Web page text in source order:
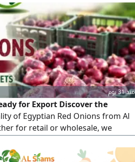
Ready to place your order
and current export
for Export Agricultural
منذ 31 يوم
for Export Discover the
of Egyptian Red Onions from Al
for retail or wholesale, we
You Can Trust Exporting